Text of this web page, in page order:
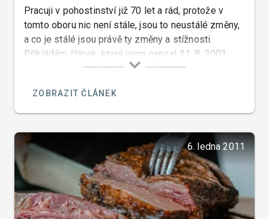
Pracuji v pohostinství již 70 let a rád, protože v
tomto oboru nic není stále, jsou to neustálé změny,
a co je stálé jsou právě ty změny a stížnosti.
Přikládám článek, který jsem napsal 11. 8. 2003,
který je toho důkazem…
ZOBRAZIT ČLÁNEK
6. ledna 2011